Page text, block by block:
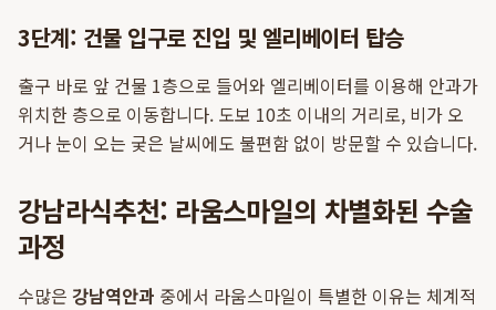
3단계: 건물 입구로 진입 및 엘리베이터 탑승
출구 바로 앞 건물 1층으로 들어와 엘리베이터를 이용해 안과가
위치한 층으로 이동합니다. 도보 10초 이내의 거리로, 비가 오
거나 눈이 오는 궂은 날씨에도 불편함 없이 방문할 수 있습니다.
강남라식추천: 라움스마일의 차별화된 수술
과정
수많은 강남역안과 중에서 라움스마일이 특별한 이유는 체계적